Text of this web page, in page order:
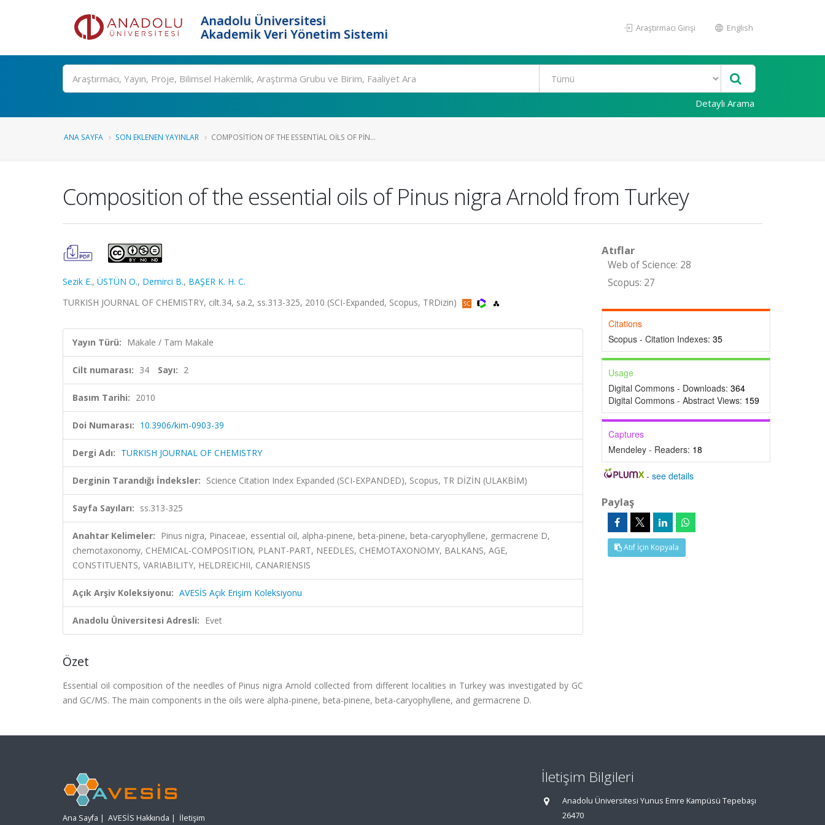
Anadolu Üniversitesi
Akademik Veri Yönetim Sistemi
Araştırmacı Girişi English
Ara
Detaylı Arama
ANA SAYFA SON EKLENEN YAYINLAR COMPOSITION OF THE ESSENTIAL OILS OF PIN...
Composition of the essential oils of Pinus nigra Arnold from Turkey
Sezik E., ÜSTÜN O., Demirci B., BAŞER K. H. C.
TURKISH JOURNAL OF CHEMISTRY, cilt.34, sa.2, ss.313-325, 2010 (SCI-Expanded, Scopus, TRDizin)
Yayın Türü: Makale / Tam Makale
Cilt numarası: 34 Sayı: 2
Basım Tarihi: 2010
Doi Numarası: 10.3906/kim-0903-39
Dergi Adı: TURKISH JOURNAL OF CHEMISTRY
Derginin Tarandığı İndeksler: Science Citation Index Expanded (SCI-EXPANDED), Scopus, TR DİZİN (ULAKBİM)
Sayfa Sayıları: ss.313-325
Anahtar Kelimeler: Pinus nigra, Pinaceae, essential oil, alpha-pinene, beta-pinene, beta-caryophyllene, germacrene D,
chemotaxonomy, CHEMICAL-COMPOSITION, PLANT-PART, NEEDLES, CHEMOTAXONOMY, BALKANS, AGE,
CONSTITUENTS, VARIABILITY, HELDREICHII, CANARIENSIS
Açık Arşiv Koleksiyonu: AVESİS Açık Erişim Koleksiyonu
Anadolu Üniversitesi Adresli: Evet
Özet
Essential oil composition of the needles of Pinus nigra Arnold collected from different localities in Turkey was investigated by GC
and GC/MS. The main components in the oils were alpha-pinene, beta-pinene, beta-caryophyllene, and germacrene D.
Atıflar
Web of Science: 28
Scopus: 27
Citations
Scopus - Citation Indexes: 35
Usage
Digital Commons - Downloads: 364
Digital Commons - Abstract Views: 159
Captures
Mendeley - Readers: 18
-see details
Paylaş
Atıf İçin Kopyala
Ana Sayfa | AVESİS Hakkında | İletişim
İletişim Bilgileri
Anadolu Üniversitesi Yunus Emre Kampüsü Tepebaşı
26470